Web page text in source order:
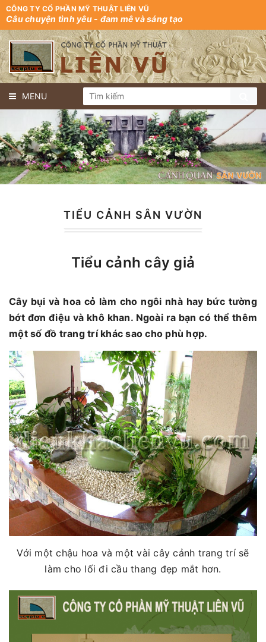
CÔNG TY CỔ PHẦN MỸ THUẬT LIÊN VŨ
Câu chuyện tình yêu - đam mê và sáng tạo
MENU
TIỂU CẢNH SÂN VƯỜN
Tiểu cảnh cây giả
Cây bụi và hoa cỏ làm cho ngôi nhà hay bức tường
bớt đơn điệu và khô khan. Ngoài ra bạn có thể thêm
một số đồ trang trí khác sao cho phù hợp.
Với một chậu hoa và một vài cây cảnh trang trí sẽ
làm cho lối đi cầu thang đẹp mắt hơn.